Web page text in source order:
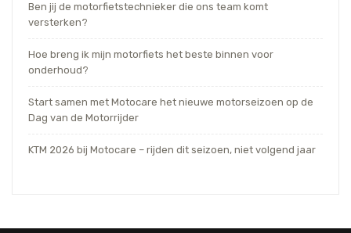
Ben jij de motorfietstechnieker die ons team komt
versterken?
Hoe breng ik mijn motorfiets het beste binnen voor
onderhoud?
Start samen met Motocare het nieuwe motorseizoen op de
Dag van de Motorrijder
KTM 2026 bij Motocare – rijden dit seizoen, niet volgend jaar